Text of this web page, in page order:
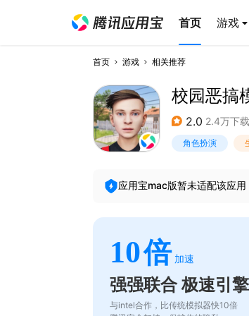
首页 游戏
首页 游戏 相关推荐
校园恶搞
2.0 2.4万下载
角色扮演
应用宝mac版暂未适配该应
10倍 加速
强强联合 极速引擎
与intel合作，比传统模拟器快10倍